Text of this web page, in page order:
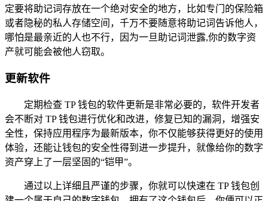
定要将助记词存放在一个绝对安全的地方，比如专门的保险箱
或者隐秘的私人存储空间，千万不要随意将助记词告诉他人，
哪怕是最亲近的人也不行，因为一旦助记词泄露,你的数字资
产就可能会被他人窃取。
更新软件
定期检查 TP 钱包的软件更新是非常必要的，软件开发者
会不断对 TP 钱包进行优化和改进，修复已知的漏洞，增强安
全性，保持应用程序为最新版本，你不仅能够获得更好的使用
体验，还能让钱包的安全性得到进一步提升，就像给你的数字
资产穿上了一层坚固的“铠甲”。
通过以上详细且严谨的步骤，你就可以快速在 TP 钱包创